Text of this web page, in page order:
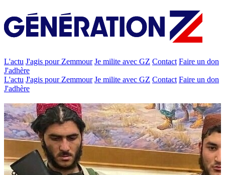
L'actu J'agis pour Zemmour Je milite avec GZ Contact Faire un don
J'adhère
L'actu J'agis pour Zemmour Je milite avec GZ Contact Faire un don
J'adhère